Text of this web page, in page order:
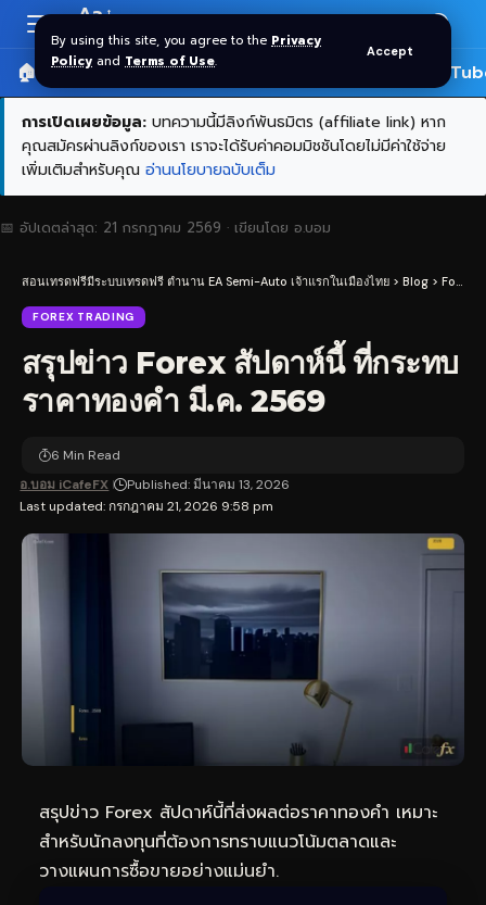
By using this site, you agree to the Privacy
Policy and Terms of Use.
Accept
Resizer
Aa
🏠 หน้าแรก ราคาทอง SPDR 🎬
การเปิดเผยข้อมูล: บทความนี้มีลิงก์พันธมิตร (affiliate link) หาก
คุณสมัครผ่านลิงก์ของเรา เราจะได้รับค่าคอมมิชชันโดยไม่มีค่าใช้จ่าย
เพิ่มเติมสำหรับคุณ อ่านนโยบายฉบับเต็ม
📅 อัปเดตล่าสุด: 21 กรกฎาคม 2569 · เขียนโดย อ.บอม
สอนเทรดฟรีมีระบบเทรดฟรี ตำนาน EA Semi-Auto เจ้าแรกในเมืองไทย > Blog > Forex Trading
FOREX TRADING
สรุปข่าว Forex สัปดาห์นี้ ที่กระทบ
ราคาทองคำ มี.ค. 2569
Last updated: กรกฎาคม 21, 2026 9:58 pm
อ.บอม iCafeFX Published: มีนาคม 13, 2026
6 Min Read
สรุปข่าว Forex สัปดาห์นี้ที่ส่งผลต่อราคาทองคำ เหมาะ
สำหรับนักลงทุนที่ต้องการทราบแนวโน้มตลาดและ
วางแผนการซื้อขายอย่างแม่นยำ.